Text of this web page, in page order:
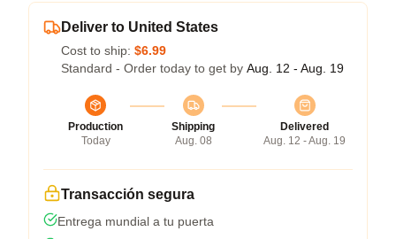
Deliver to United States
Cost to ship: $6.99
Standard - Order today to get by Aug. 12 - Aug. 19
Production
Today
Shipping
Aug. 08
Delivered
Aug. 12 - Aug. 19
Transacción segura
Entrega mundial a tu puerta